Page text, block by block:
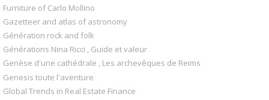
Furniture of Carlo Mollino
Gazetteer and atlas of astronomy
Génération rock and folk
Générations Nina Ricci , Guide et valeur
Genèse d'une cathédrale , Les archevêques de Reims
Genesis toute l'aventure
Global Trends in Real Estate Finance